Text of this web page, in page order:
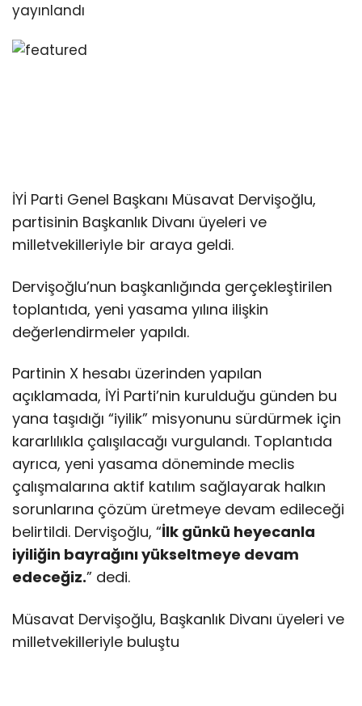
yayınlandı
İYİ Parti Genel Başkanı Müsavat Dervişoğlu,
partisinin Başkanlık Divanı üyeleri ve
milletvekilleriyle bir araya geldi.
Dervişoğlu’nun başkanlığında gerçekleştirilen
toplantıda, yeni yasama yılına ilişkin
değerlendirmeler yapıldı.
Partinin X hesabı üzerinden yapılan
açıklamada, İYİ Parti’nin kurulduğu günden bu
yana taşıdığı “iyilik” misyonunu sürdürmek için
kararlılıkla çalışılacağı vurgulandı. Toplantıda
ayrıca, yeni yasama döneminde meclis
çalışmalarına aktif katılım sağlayarak halkın
sorunlarına çözüm üretmeye devam edileceği
belirtildi. Dervişoğlu, “İlk günkü heyecanla
iyiliğin bayrağını yükseltmeye devam
edeceğiz.” dedi.
Müsavat Dervişoğlu, Başkanlık Divanı üyeleri ve
milletvekilleriyle buluştu